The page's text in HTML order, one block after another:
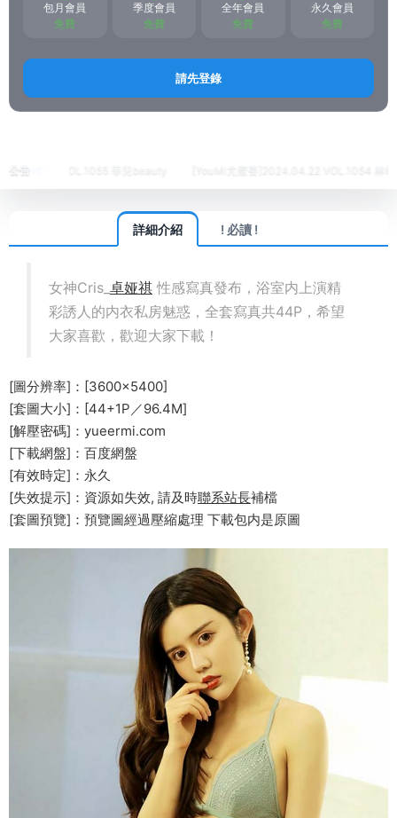
包月會員
免費
季度會員
免費
全年會員
免費
永久會員
免費
請先登錄
公告VOL.1055 菲兒beauty
詳細介紹 ! 必讀 !
女神Cris_ 卓娅祺 性感寫真發布，浴室内上演精
彩誘人的内衣私房魅惑，全套寫真共44P，希望
大家喜歡，歡迎大家下載！
[圖分辨率]：[3600×5400]
[套圖大小]：[44+1P／96.4M]
[解壓密碼]：yueermi.com
[下載網盤]：百度網盤
[有效時定]：永久
[失效提示]：資源如失效, 請及時聯系站長補檔
[套圖預覽]：預覽圖經過壓縮處理 下載包内是原圖